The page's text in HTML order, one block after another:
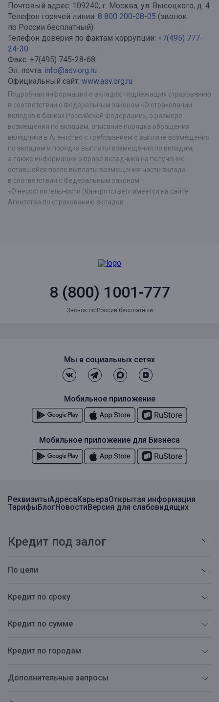
Почтовый адрес: 109240, г. Москва, ул. Высоцкого, д. 4
Телефон горячей линии: 8 800 200-08-05 (звонок
по России бесплатный)
Телефон доверия по фактам коррупции: +7(495) 777-
24-30
Факс: +7(495) 745-28-68
Эл. почта: info@asv.org.ru
Официальный сайт: www.asv.org.ru
Подробная информация о вкладах, подлежащих страхованию
в соответствии с Федеральным законом «О страховании
вкладов в банках Российской Федерации», о размере
возмещения по вкладам, описание порядка обращения
вкладчика в Агентство с требованием о выплате возмещения
по вкладам и порядка выплаты возмещения по вкладам,
а также информация о праве вкладчика на получение
оставшейся после выплаты возмещения части вклада
в соответствии с Федеральным законом
«О несостоятельности (банкротстве)» имеется на сайте
Агентства по страхованию вкладов
8 (800) 1001-777
Звонок по России бесплатный
РеквизитыАдресаКарьераОткрытая информация
ТарифыБлогНовостиВерсия для слабовидящих
Кредит под залог
По цели
Кредит по сроку
Кредит по сумме
Кредит по городам
Дополнительные запросы
Мы в социальных сетях
Мобильное приложение
Мобильное приложение для Бизнеса